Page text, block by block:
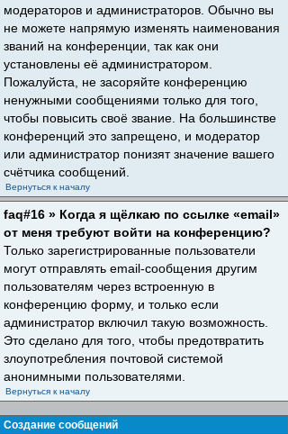
модераторов и администраторов. Обычно вы
не можете напрямую изменять наименования
званий на конференции, так как они
установлены её администратором.
Пожалуйста, не засоряйте конференцию
ненужными сообщениями только для того,
чтобы повысить своё звание. На большинстве
конференций это запрещено, и модератор
или администратор понизят значение вашего
счётчика сообщений.
Вернуться к началу
faq#16 » Когда я щёлкаю по ссылке «email»
от меня требуют войти на конференцию?
Только зарегистрированные пользователи
могут отправлять email-сообщения другим
пользователям через встроенную в
конференцию форму, и только если
администратор включил такую возможность.
Это сделано для того, чтобы предотвратить
злоупотребления почтовой системой
анонимными пользователями.
Вернуться к началу
Создание сообщений